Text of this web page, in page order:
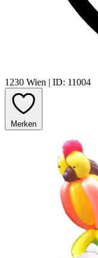
1230 Wien | ID: 11004
Merken